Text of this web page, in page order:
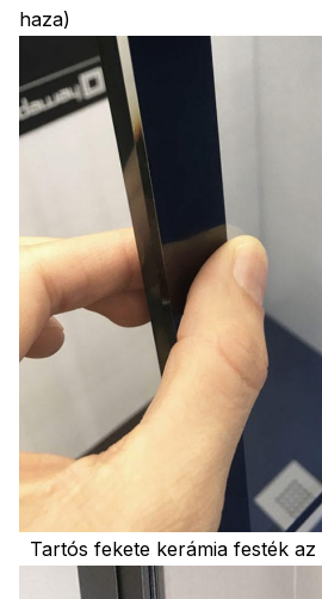
haza)
Tartós fekete kerámia festék